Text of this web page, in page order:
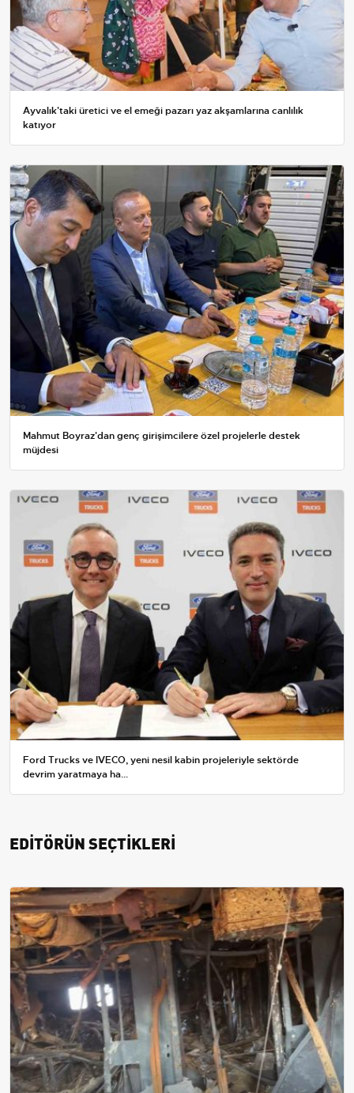
Ayvalık'taki üretici ve el emeği pazarı yaz akşamlarına canlılık
katıyor
Mahmut Boyraz'dan genç girişimcilere özel projelerle destek
müjdesi
Ford Trucks ve IVECO, yeni nesil kabin projeleriyle sektörde
devrim yaratmaya ha...
EDİTÖRÜN SEÇTİKLERİ